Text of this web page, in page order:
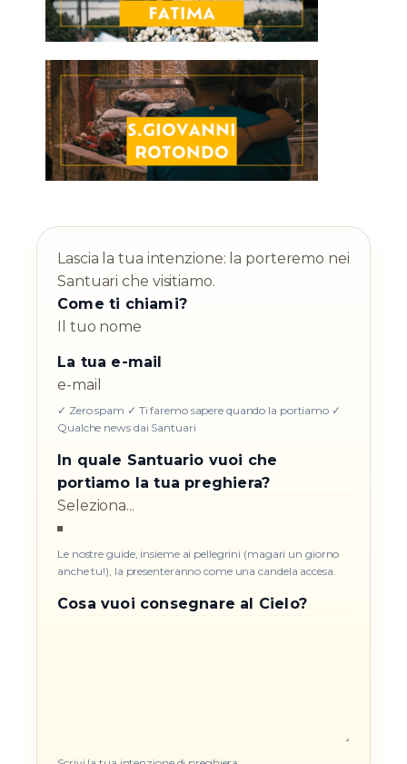
Lascia la tua intenzione: la porteremo nei
Santuari che visitiamo.
Come ti chiami?
La tua e-mail
✓ Zero spam ✓ Ti faremo sapere quando la portiamo ✓
Qualche news dai Santuari
In quale Santuario vuoi che
portiamo la tua preghiera?
Le nostre guide, insieme ai pellegrini (magari un giorno
anche tu!), la presenteranno come una candela accesa.
Cosa vuoi consegnare al Cielo?